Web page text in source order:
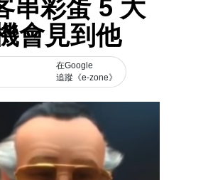
串彩蛋 5 大
會見到他
在Google
追蹤《e-zone》